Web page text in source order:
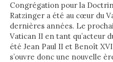
Congrégation pour la
Ratzinger a été au cœur du
dernières années. Le
Vatican II en tant qu’acteur
été Jean Paul II et Benoît
s’ouvre donc une nouvelle